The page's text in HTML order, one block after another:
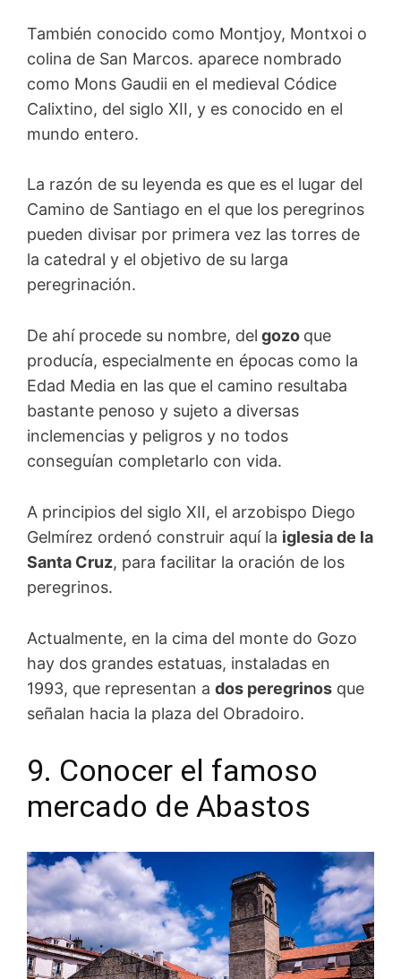
También conocido como Montjoy, Montxoi o
colina de San Marcos. aparece nombrado
como Mons Gaudii en el medieval Códice
Calixtino, del siglo XII, y es conocido en el
mundo entero.
La razón de su leyenda es que es el lugar del
Camino de Santiago en el que los peregrinos
pueden divisar por primera vez las torres de
la catedral y el objetivo de su larga
peregrinación.
De ahí procede su nombre, del gozo que
producía, especialmente en épocas como la
Edad Media en las que el camino resultaba
bastante penoso y sujeto a diversas
inclemencias y peligros y no todos
conseguían completarlo con vida.
A principios del siglo XII, el arzobispo Diego
Gelmírez ordenó construir aquí la iglesia de la
Santa Cruz, para facilitar la oración de los
peregrinos.
Actualmente, en la cima del monte do Gozo
hay dos grandes estatuas, instaladas en
1993, que representan a dos peregrinos que
señalan hacia la plaza del Obradoiro.
9. Conocer el famoso
mercado de Abastos